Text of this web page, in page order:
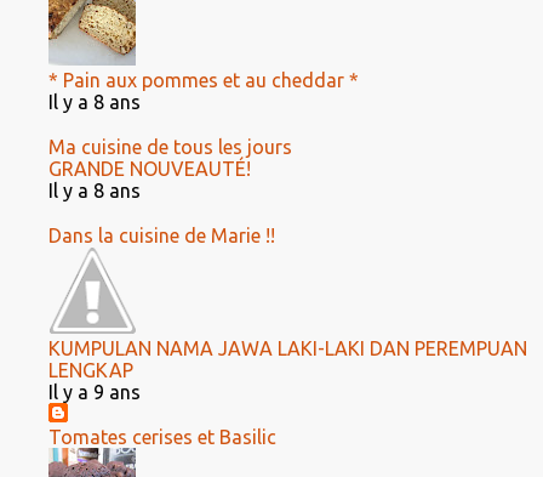
* Pain aux pommes et au cheddar *
Il y a 8 ans
Ma cuisine de tous les jours
GRANDE NOUVEAUTÉ!
Il y a 8 ans
Dans la cuisine de Marie !!
KUMPULAN NAMA JAWA LAKI-LAKI DAN PEREMPUAN
LENGKAP
Il y a 9 ans
Tomates cerises et Basilic